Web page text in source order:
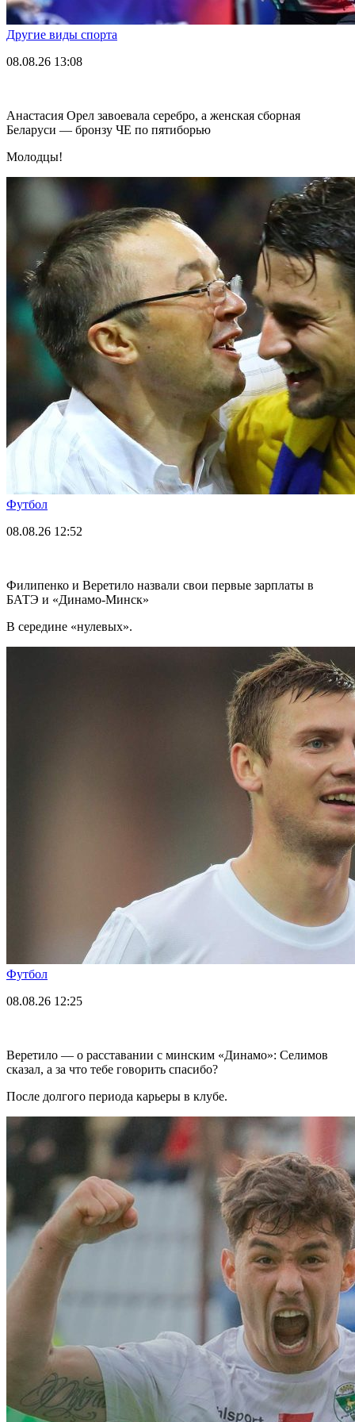
Другие виды спорта
08.08.26 13:08
Анастасия Орел завоевала серебро, а женская сборная
Беларуси — бронзу ЧЕ по пятиборью
Молодцы!
Футбол
08.08.26 12:52
Филипенко и Веретило назвали свои первые зарплаты в
БАТЭ и «Динамо-Минск»
В середине «нулевых».
Футбол
08.08.26 12:25
Веретило — о расставании с минским «Динамо»: Селимов
сказал, а за что тебе говорить спасибо?
После долгого периода карьеры в клубе.